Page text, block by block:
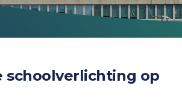
schoolverlichting op